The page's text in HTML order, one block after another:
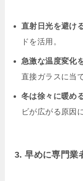
直射日光を避け
ドを活用。
急激な温度変化
直接ガラスに当
冬は徐々に暖め
ビが広がる原因
3. 早めに専門業